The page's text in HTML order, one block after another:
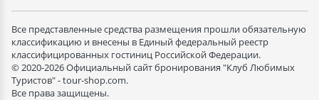
Все представленные средства размещения прошли обязательную
классификацию и внесены в Единый федеральный реестр
классифицированных гостиниц Российской Федерации.
© 2020-2026 Официальный сайт бронирования "Клуб Любимых
Туристов" - tour-shop.com.
Все права защищены.